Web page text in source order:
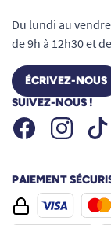
Du lundi au
de 9h à 12h30 et
ÉCRIVEZ-NOUS
SUIVEZ-NOUS !
Facebook
PAIEMENT